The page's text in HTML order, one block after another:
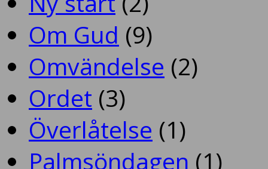
Om Gud (9)
Omvändelse (2)
Ordet (3)
Överlåtelse (1)
Palmsöndagen (1)